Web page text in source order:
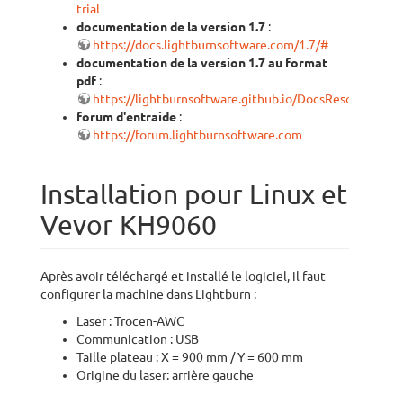
trial
documentation de la version 1.7 :
https://docs.lightburnsoftware.com/1.7/#
documentation de la version 1.7 au format
pdf :
https://lightburnsoftware.github.io/DocsResources/
forum d'entraide :
https://forum.lightburnsoftware.com
Installation pour Linux et
Vevor KH9060
Après avoir téléchargé et installé le logiciel, il faut
configurer la machine dans Lightburn :
Laser : Trocen-AWC
Communication : USB
Taille plateau : X = 900 mm / Y = 600 mm
Origine du laser: arrière gauche